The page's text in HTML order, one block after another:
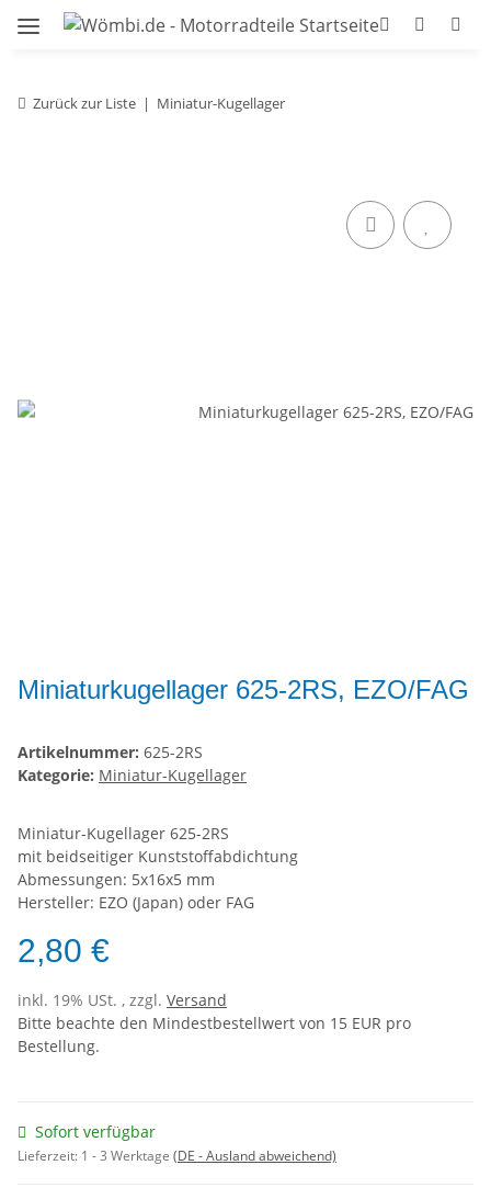
Zurück zur Liste Miniatur-Kugellager
Miniaturkugellager 625-2RS, EZO/FAG
Artikelnummer: 625-2RS
Kategorie: Miniatur-Kugellager
Miniatur-Kugellager 625-2RS
mit beidseitiger Kunststoffabdichtung
Abmessungen: 5x16x5 mm
Hersteller: EZO (Japan) oder FAG
2,80 €
inkl. 19% USt. , zzgl. Versand
Bitte beachte den Mindestbestellwert von 15 EUR pro
Bestellung.
Sofort verfügbar
Lieferzeit: 1 - 3 Werktage (DE - Ausland abweichend)